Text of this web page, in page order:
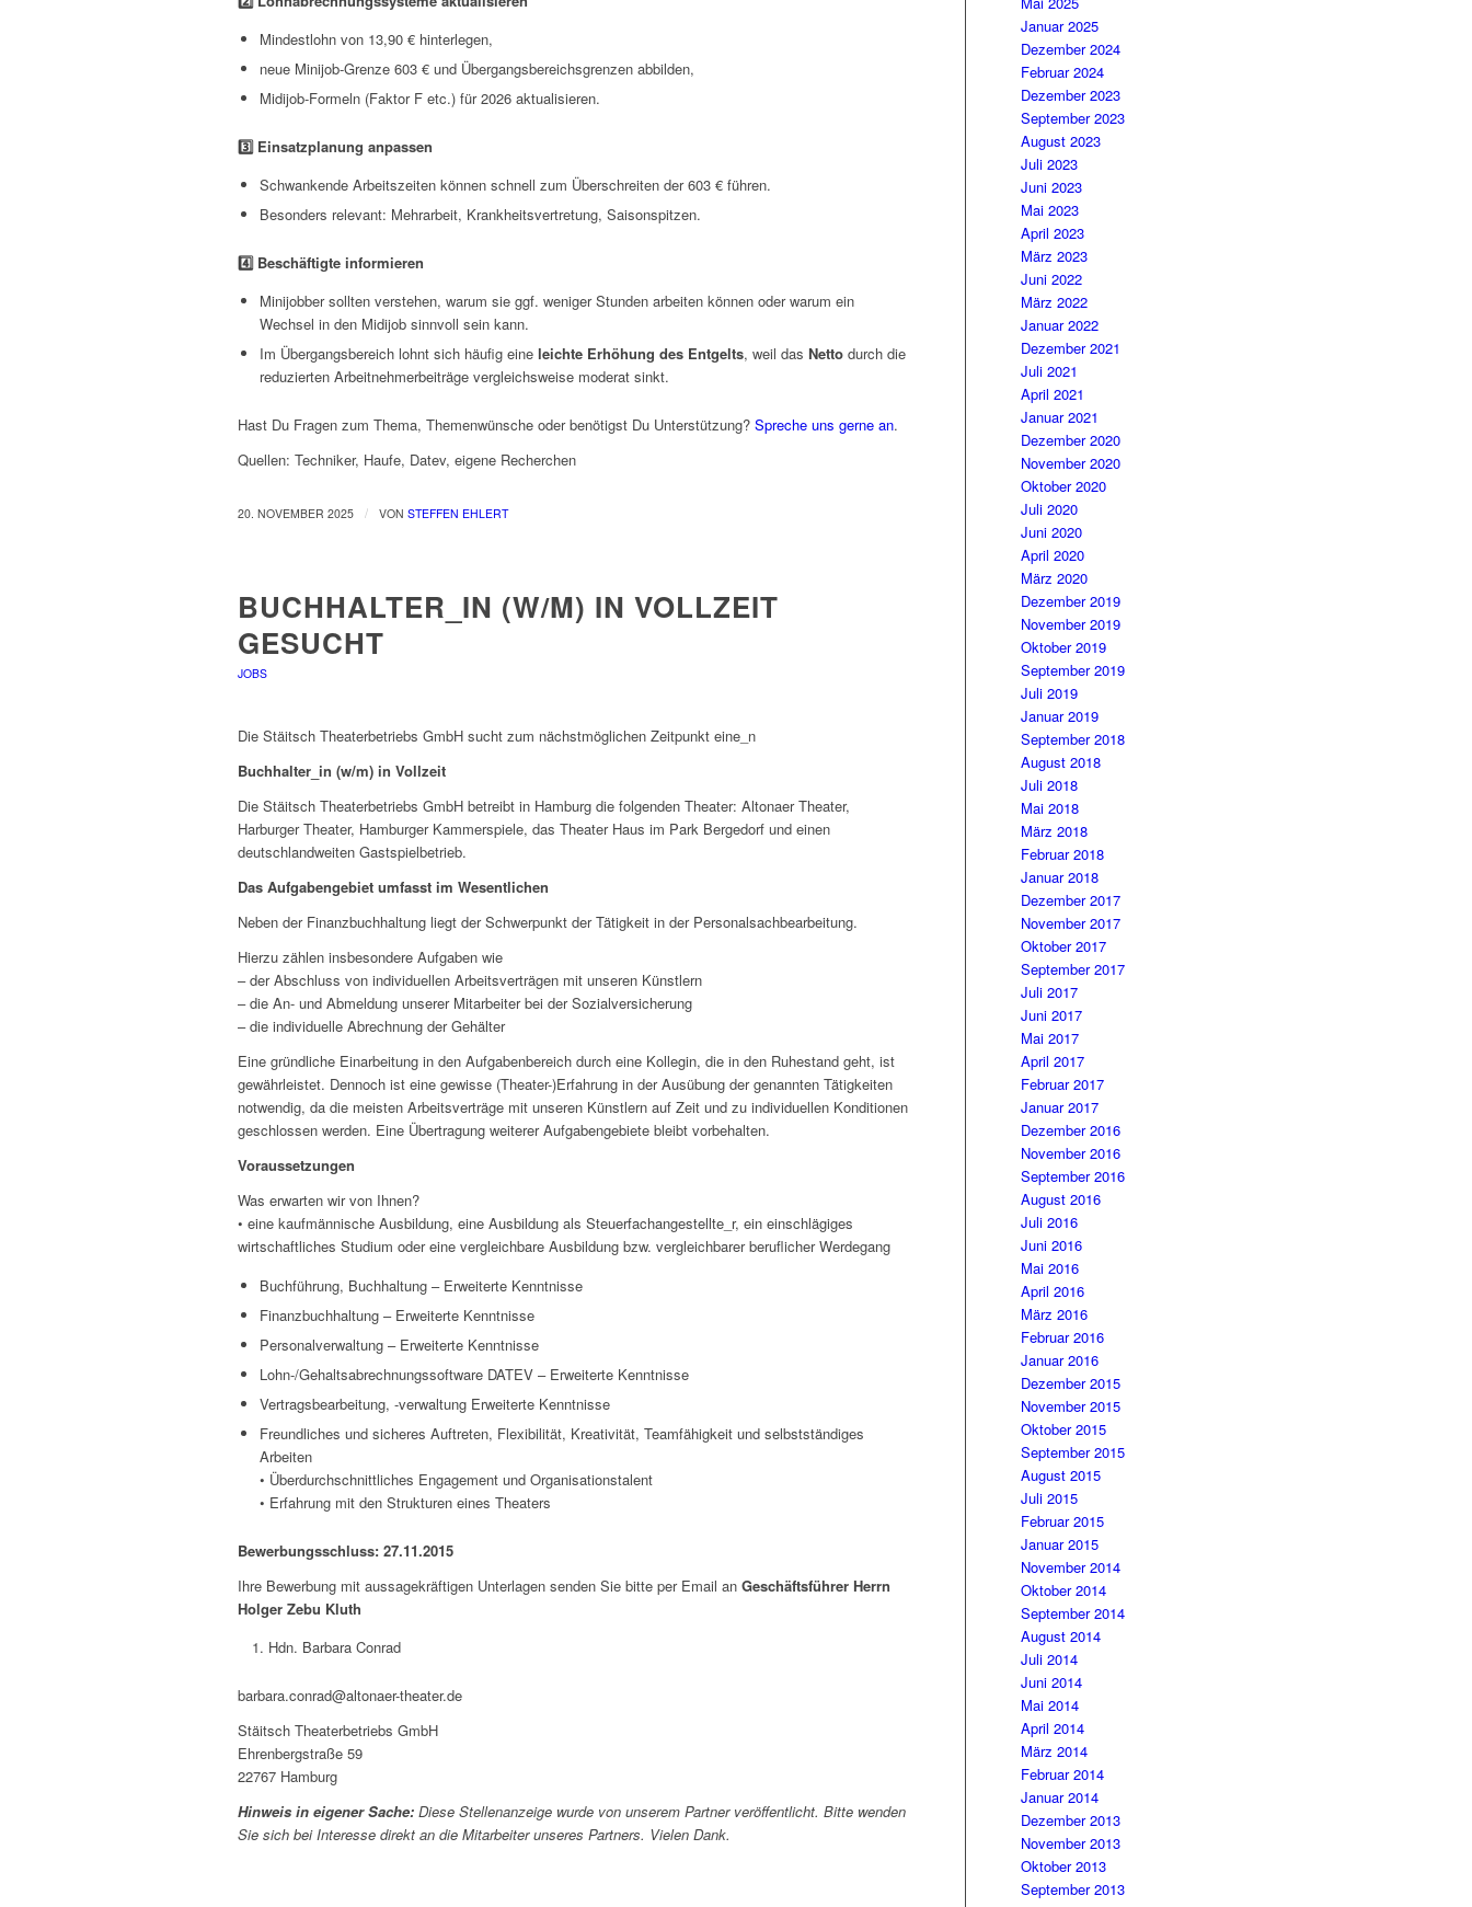
Mindestlohn von 13,90 € hinterlegen,
neue Minijob-Grenze 603 € und Übergangsbereichsgrenzen abbilden,
Midijob-Formeln (Faktor F etc.) für 2026 aktualisieren.
3️⃣ Einsatzplanung anpassen
Schwankende Arbeitszeiten können schnell zum Überschreiten der 603 € führen.
Besonders relevant: Mehrarbeit, Krankheitsvertretung, Saisonspitzen.
4️⃣ Beschäftigte informieren
Minijobber sollten verstehen, warum sie ggf. weniger Stunden arbeiten können oder warum ein
Wechsel in den Midijob sinnvoll sein kann.
Im Übergangsbereich lohnt sich häufig eine leichte Erhöhung des Entgelts, weil das Netto durch die
reduzierten Arbeitnehmerbeiträge vergleichsweise moderat sinkt.
Hast Du Fragen zum Thema, Themenwünsche oder benötigst Du Unterstützung? Spreche uns gerne an.
Quellen: Techniker, Haufe, Datev, eigene Recherchen
20. NOVEMBER 2025 / VON STEFFEN EHLERT
BUCHHALTER_IN (W/M) IN VOLLZEIT
GESUCHT
JOBS
Die Stäitsch Theaterbetriebs GmbH sucht zum nächstmöglichen Zeitpunkt eine_n
Buchhalter_in (w/m) in Vollzeit
Die Stäitsch Theaterbetriebs GmbH betreibt in Hamburg die folgenden Theater: Altonaer Theater,
Harburger Theater, Hamburger Kammerspiele, das Theater Haus im Park Bergedorf und einen
deutschlandweiten Gastspielbetrieb.
Das Aufgabengebiet umfasst im Wesentlichen
Neben der Finanzbuchhaltung liegt der Schwerpunkt der Tätigkeit in der Personalsachbearbeitung.
Hierzu zählen insbesondere Aufgaben wie
– der Abschluss von individuellen Arbeitsverträgen mit unseren Künstlern
– die An- und Abmeldung unserer Mitarbeiter bei der Sozialversicherung
– die individuelle Abrechnung der Gehälter
Eine gründliche Einarbeitung in den Aufgabenbereich durch eine Kollegin, die in den Ruhestand geht, ist
gewährleistet. Dennoch ist eine gewisse (Theater-)Erfahrung in der Ausübung der genannten Tätigkeiten
notwendig, da die meisten Arbeitsverträge mit unseren Künstlern auf Zeit und zu individuellen Konditionen
geschlossen werden. Eine Übertragung weiterer Aufgabengebiete bleibt vorbehalten.
Voraussetzungen
Was erwarten wir von Ihnen?
• eine kaufmännische Ausbildung, eine Ausbildung als Steuerfachangestellte_r, ein einschlägiges
wirtschaftliches Studium oder eine vergleichbare Ausbildung bzw. vergleichbarer beruflicher Werdegang
Buchführung, Buchhaltung – Erweiterte Kenntnisse
Finanzbuchhaltung – Erweiterte Kenntnisse
Personalverwaltung – Erweiterte Kenntnisse
Lohn-/Gehaltsabrechnungssoftware DATEV – Erweiterte Kenntnisse
Vertragsbearbeitung, -verwaltung Erweiterte Kenntnisse
Freundliches und sicheres Auftreten, Flexibilität, Kreativität, Teamfähigkeit und selbstständiges
Arbeiten
• Überdurchschnittliches Engagement und Organisationstalent
• Erfahrung mit den Strukturen eines Theaters
Bewerbungsschluss: 27.11.2015
Ihre Bewerbung mit aussagekräftigen Unterlagen senden Sie bitte per Email an Geschäftsführer Herrn
Holger Zebu Kluth
Hdn. Barbara Conrad
barbara.conrad@altonaer-theater.de
Stäitsch Theaterbetriebs GmbH
Ehrenbergstraße 59
22767 Hamburg
Hinweis in eigener Sache: Diese Stellenanzeige wurde von unserem Partner veröffentlicht. Bitte wenden
Sie sich bei Interesse direkt an die Mitarbeiter unseres Partners. Vielen Dank.
Januar 2025
Dezember 2024
Februar 2024
Dezember 2023
September 2023
August 2023
Juli 2023
Juni 2023
Mai 2023
April 2023
März 2023
Juni 2022
März 2022
Januar 2022
Dezember 2021
Juli 2021
April 2021
Januar 2021
Dezember 2020
November 2020
Oktober 2020
Juli 2020
Juni 2020
April 2020
März 2020
Dezember 2019
November 2019
Oktober 2019
September 2019
Juli 2019
Januar 2019
September 2018
August 2018
Juli 2018
Mai 2018
März 2018
Februar 2018
Januar 2018
Dezember 2017
November 2017
Oktober 2017
September 2017
Juli 2017
Juni 2017
Mai 2017
April 2017
Februar 2017
Januar 2017
Dezember 2016
November 2016
September 2016
August 2016
Juli 2016
Juni 2016
Mai 2016
April 2016
März 2016
Februar 2016
Januar 2016
Dezember 2015
November 2015
Oktober 2015
September 2015
August 2015
Juli 2015
Februar 2015
Januar 2015
November 2014
Oktober 2014
September 2014
August 2014
Juli 2014
Juni 2014
Mai 2014
April 2014
März 2014
Februar 2014
Januar 2014
Dezember 2013
November 2013
Oktober 2013
September 2013